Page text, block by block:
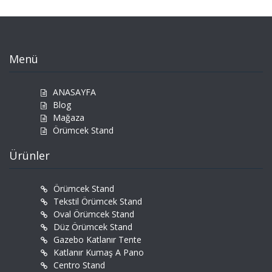
Menü
ANASAYFA
Blog
Mağaza
Örümcek Stand
Ürünler
Örümcek Stand
Tekstil Örümcek Stand
Oval Örümcek Stand
Düz Örümcek Stand
Gazebo Katlanır Tente
Katlanır Kumaş A Pano
Centro Stand